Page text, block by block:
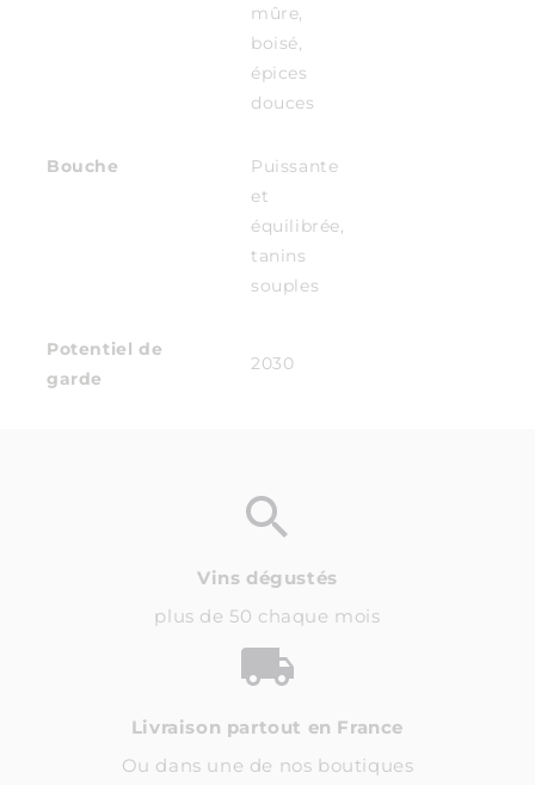
mûre,
boisé,
épices
douces
Bouche
Puissante
et
équilibrée,
tanins
souples
Potentiel de
garde
2030
Vins dégustés
plus de 50 chaque mois
Livraison partout en France
Ou dans une de nos boutiques